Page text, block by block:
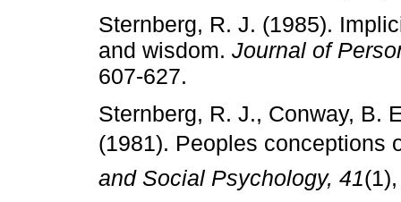
Sternberg, R. J. (1985).
and wisdom. Journal of
607­‑627.
Sternberg, R. J., Conway, B.
(1981). Peoples
and Social Psychology, 41